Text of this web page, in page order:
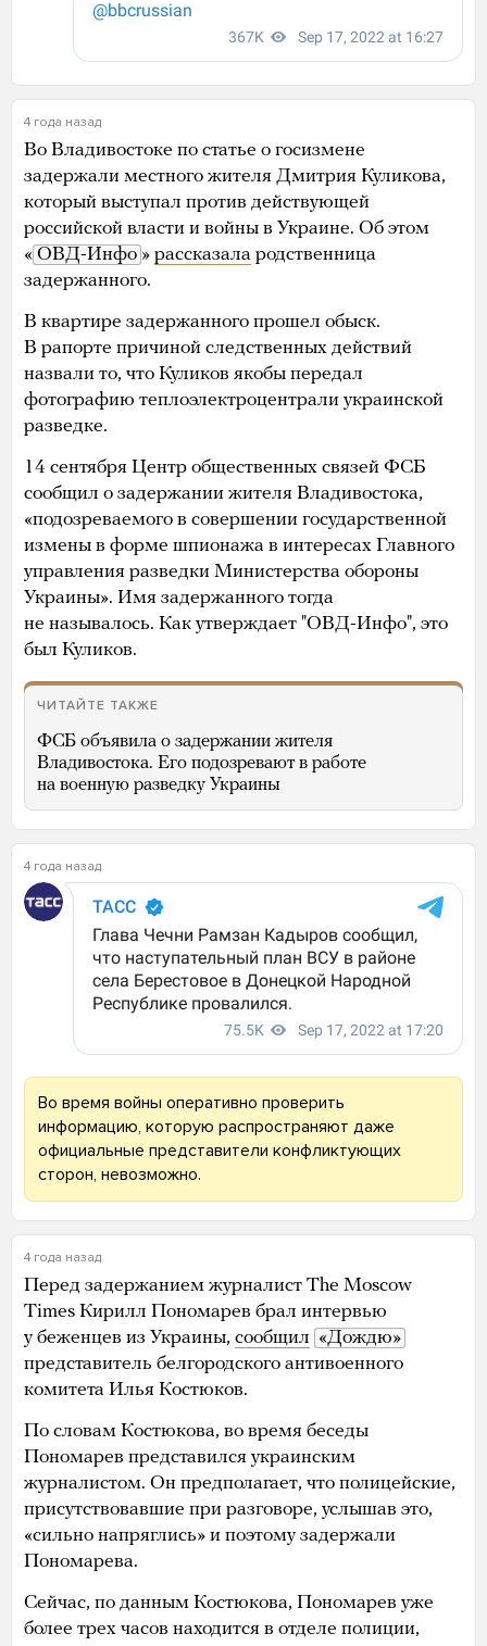
4 года назад
Во Владивостоке по статье о госизмене
задержали местного жителя Дмитрия Куликова,
который выступал против действующей
российской власти и войны в Украине. Об этом
« ОВД-Инфо » рассказала родственница
задержанного.
В квартире задержанного прошел обыск.
В рапорте причиной следственных действий
назвали то, что Куликов якобы передал
фотографию теплоэлектроцентрали украинской
разведке.
14 сентября Центр общественных связей ФСБ
сообщил о задержании жителя Владивостока,
«подозреваемого в совершении государственной
измены в форме шпионажа в интересах Главного
управления разведки Министерства обороны
Украины». Имя задержанного тогда
не называлось. Как утверждает "ОВД-Инфо", это
был Куликов.
ЧИТАЙТЕ ТАКЖЕ
ФСБ объявила о задержании жителя
Владивостока. Его подозревают в работе
на военную разведку Украины
4 года назад
Во время войны оперативно проверить
информацию, которую распространяют даже
официальные представители конфликтующих
сторон, невозможно.
4 года назад
Перед задержанием журналист The Moscow
Times Кирилл Пономарев брал интервью
у беженцев из Украины, сообщил «Дождю»
представитель белгородского антивоенного
комитета Илья Костюков.
По словам Костюкова, во время беседы
Пономарев представился украинским
журналистом. Он предполагает, что полицейские,
присутствовавшие при разговоре, услышав это,
«сильно напряглись» и поэтому задержали
Пономарева.
Сейчас, по данным Костюкова, Пономарев уже
более трех часов находится в отделе полиции,